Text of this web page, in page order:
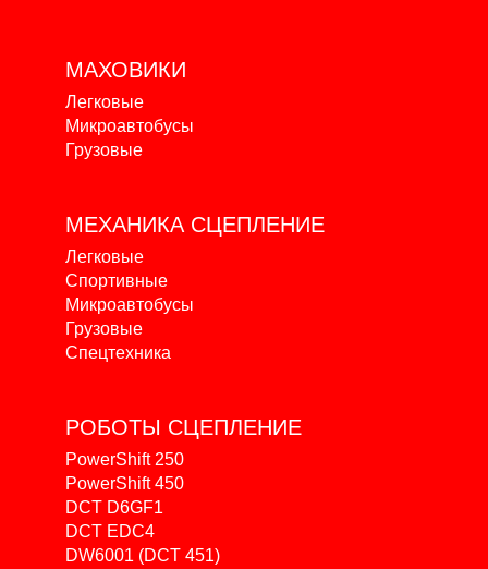
МАХОВИКИ
Легковые
Микроавтобусы
Грузовые
МЕХАНИКА СЦЕПЛЕНИЕ
Легковые
Спортивные
Микроавтобусы
Грузовые
Спецтехника
РОБОТЫ СЦЕПЛЕНИЕ
PowerShift 250
PowerShift 450
DCT D6GF1
DCT EDC4
DW6001 (DCT 451)